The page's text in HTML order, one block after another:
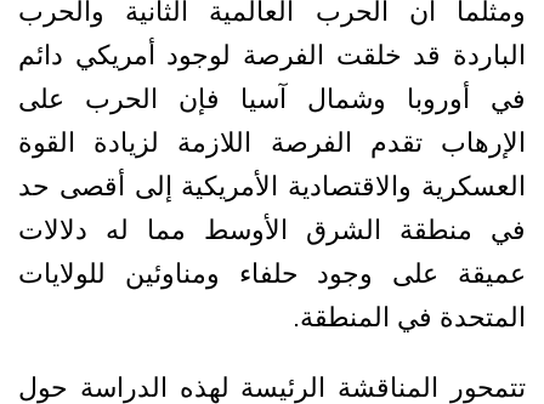
ومثلما أن الحرب العالمية الثانية والحرب
الباردة قد خلقت الفرصة لوجود أمريكي دائم
في أوروبا وشمال آسيا فإن الحرب على
الإرهاب تقدم الفرصة اللازمة لزيادة القوة
العسكرية والاقتصادية الأمريكية إلى أقصى حد
في منطقة الشرق الأوسط مما له دلالات
عميقة على وجود حلفاء ومناوئين للولايات
المتحدة في المنطقة.
تتمحور المناقشة الرئيسة لهذه الدراسة حول